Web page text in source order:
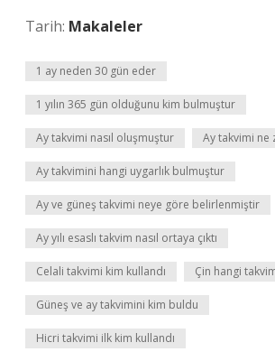
Tarih: Makaleler
1 ay neden 30 gün eder
1 yılın 365 gün olduğunu kim bulmuştur
Ay takvimi nasıl oluşmuştur Ay takvimi ne
Ay takvimini hangi uygarlık bulmuştur
Ay ve güneş takvimi neye göre belirlenmiştir
Ay yılı esaslı takvim nasıl ortaya çıktı
Celali takvimi kim kullandı Çin hangi
Güneş ve ay takvimini kim buldu
Hicri takvimi ilk kim kullandı